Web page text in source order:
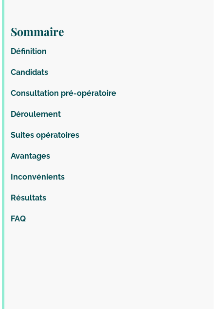
Sommaire
Définition
Candidats
Consultation pré-opératoire
Déroulement
Suites opératoires
Avantages
Inconvénients
Résultats
FAQ